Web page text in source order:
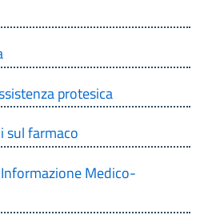
protesica
sul farmaco
Medico-